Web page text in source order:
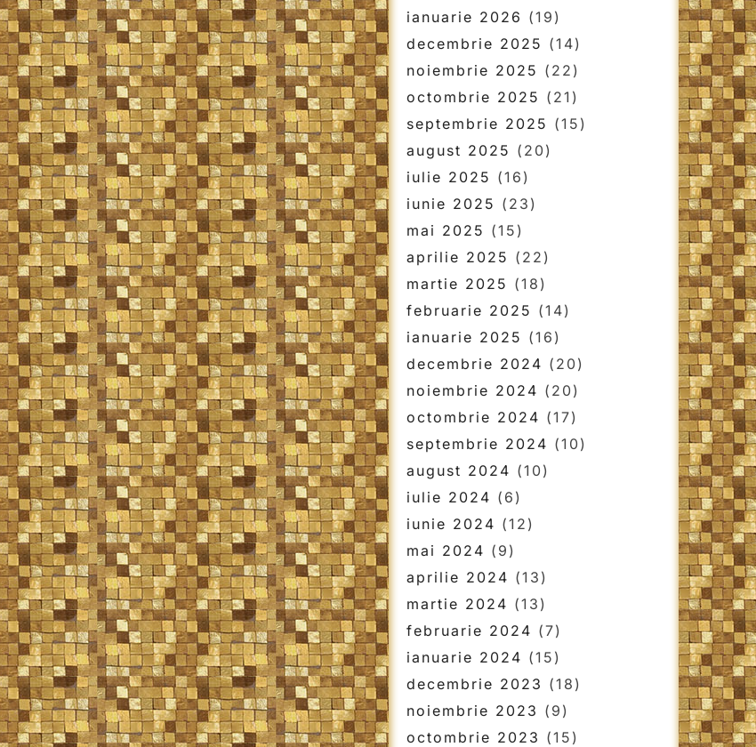
ianuarie 2026 (19)
decembrie 2025 (14)
noiembrie 2025 (22)
octombrie 2025 (21)
septembrie 2025 (15)
august 2025 (20)
iulie 2025 (16)
iunie 2025 (23)
mai 2025 (15)
aprilie 2025 (22)
martie 2025 (18)
februarie 2025 (14)
ianuarie 2025 (16)
decembrie 2024 (20)
noiembrie 2024 (20)
octombrie 2024 (17)
septembrie 2024 (10)
august 2024 (10)
iulie 2024 (6)
iunie 2024 (12)
mai 2024 (9)
aprilie 2024 (13)
martie 2024 (13)
februarie 2024 (7)
ianuarie 2024 (15)
decembrie 2023 (18)
noiembrie 2023 (9)
octombrie 2023 (15)